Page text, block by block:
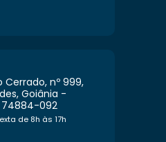
Cerrado, nº 999,
Goiânia -
74884-092
de 8h às 17h